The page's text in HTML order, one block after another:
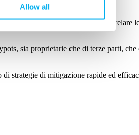
Allow all
team di Threat Intelligence.
di identificare, monitorare e correlare
sia proprietarie che di terze parti,
strategie di mitigazione rapide ed